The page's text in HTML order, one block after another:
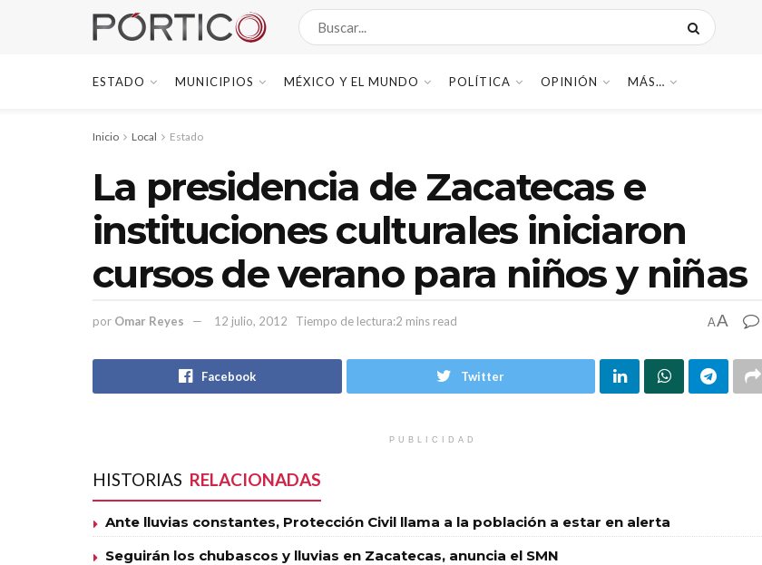
ESTADO MUNICIPIOS MÉXICO Y EL MUNDO POLÍTICA OPINIÓN MÁS…
Inicio Local Estado
La presidencia de Zacatecas e
instituciones culturales iniciaron
cursos de verano para niños y niñas
por Omar Reyes 12 julio, 2012 Tiempo de lectura:2 mins read AA
Facebook Twitter
PUBLICIDAD
HISTORIAS RELACIONADAS
Ante lluvias constantes, Protección Civil llama a la población a estar en alerta
Seguirán los chubascos y lluvias en Zacatecas, anuncia el SMN